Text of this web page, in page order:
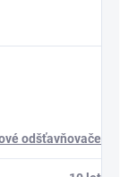
odšťavňovače